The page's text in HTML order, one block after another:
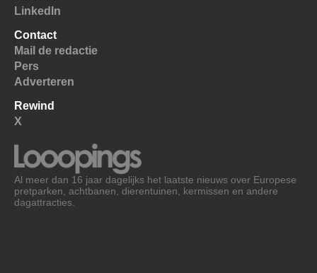
LinkedIn
Contact
Mail de redactie
Pers
Adverteren
Rewind
X
Al meer dan 16 jaar dagelijks het laatste nieuws over Europese
pretparken, achtbanen, dierentuinen, kermissen en andere
dagattracties.